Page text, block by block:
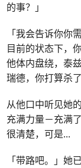
的事？」
「我会告诉你你
目前的状态下，
他体内盘绕，泰
瑞德，你打算杀
从他口中听见她
充满力量－充满
很清楚，可是...
「带路吧。」她